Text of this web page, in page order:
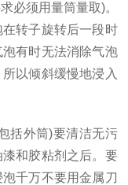
必须用量筒量取)。
转子旋转后一段时
有时无法消除气泡
以倾斜缓慢地浸入
外筒)要清洁无污
和胶粘剂之后。要
千万不要用金属刀